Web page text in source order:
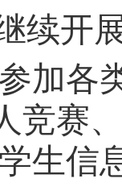
续开
加各
竞赛
学生信